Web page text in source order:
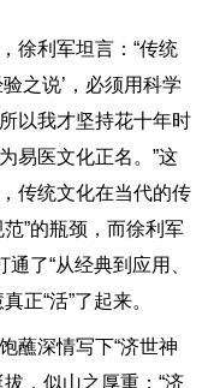
利军坦言：“传统
之说’，必须用科学
以我才坚持花十年时
易医文化正名。”这
传统文化在当代的传
”的瓶颈，而徐利军
了“从经典到应用、
正“活”了起来。
深情写下“济世神
，似山之厚重：“济